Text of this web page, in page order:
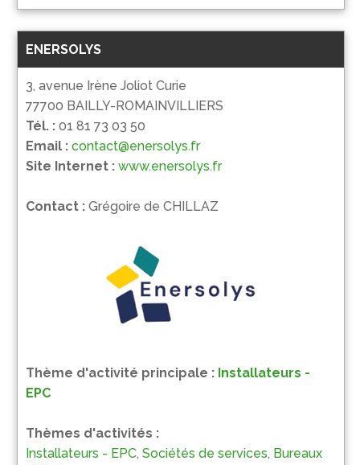
ENERSOLYS
3, avenue Irène Joliot Curie
77700 BAILLY-ROMAINVILLIERS
Tél. : 01 81 73 03 50
Email : contact@enersolys.fr
Site Internet : www.enersolys.fr
Contact : Grégoire de CHILLAZ
Thème d'activité principale : Installateurs -
EPC
Thèmes d'activités :
Installateurs - EPC, Sociétés de services, Bureaux